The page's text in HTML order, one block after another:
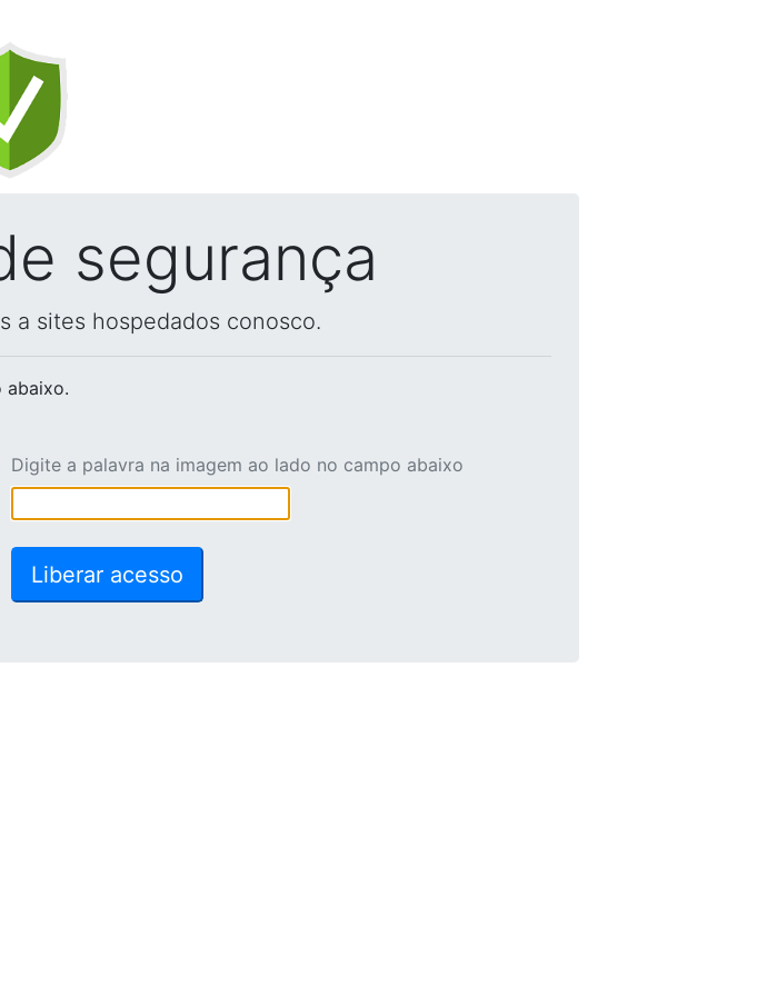
segurança
a sites hospedados conosco.
abaixo.
Digite a palavra na imagem ao lado no campo abaixo